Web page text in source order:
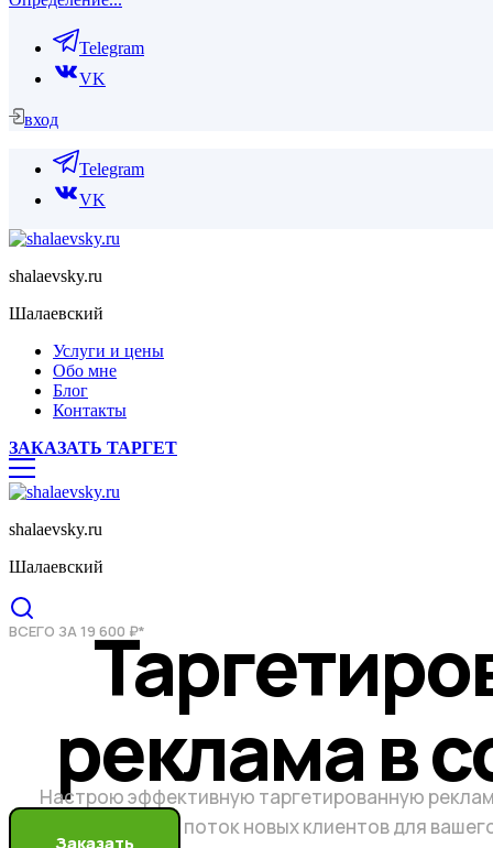
Telegram
VK
вход
Telegram
VK
shalaevsky.ru
Шалаевский
Услуги и цены
Обо мне
Блог
Контакты
ЗАКАЗАТЬ ТАРГЕТ
shalaevsky.ru
Шалаевский
ВСЕГО ЗА 19 600 ₽*
реклама в
Настрою эффективную таргетированную
бесконечный поток новых клиентов для
Заказать